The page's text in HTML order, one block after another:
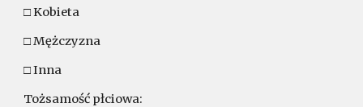
□ Kobieta
□ Mężczyzna
□ Inna
Tożsamość płciowa: